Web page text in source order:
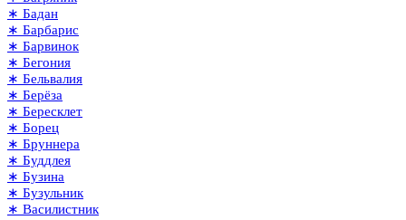
∗ Бадан
∗ Барбарис
∗ Барвинок
∗ Бегония
∗ Бельвалия
∗ Берёза
∗ Бересклет
∗ Борец
∗ Бруннера
∗ Буддлея
∗ Бузина
∗ Бузульник
∗ Василистник